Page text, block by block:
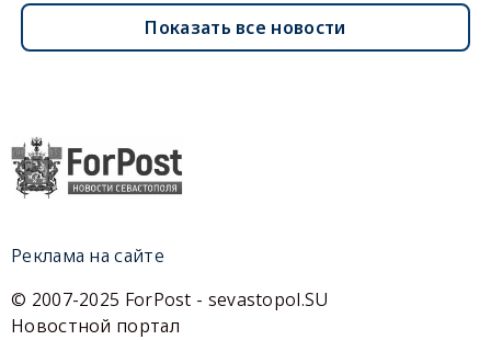
Показать все новости
Реклама на сайте
© 2007-2025 ForPost - sevastopol.SU
Новостной портал